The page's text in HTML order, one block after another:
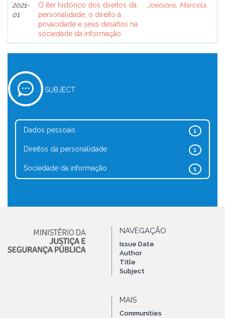
2021-
01
O íter histórico dos direitos da
personalidade, o direito à
privacidade e seus desafios na
sociedade da informação
Joelsons, Marcela.
SUBJECT
1
Dados pessoais
1
Direitos da personalidade
1
Sociedade da informação
NAVEGAÇÃO
Issue Date
Author
Title
Subject
MAIS
Communities